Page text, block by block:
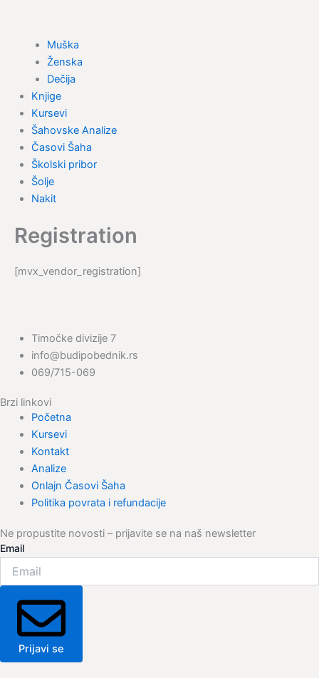
Muška
Ženska
Dečija
Knjige
Kursevi
Šahovske Analize
Časovi Šaha
Školski pribor
Šolje
Nakit
Registration
[mvx_vendor_registration]
Timočke divizije 7
info@budipobednik.rs
069/715-069
Brzi linkovi
Početna
Kursevi
Kontakt
Analize
Onlajn Časovi Šaha
Politika povrata i refundacije
Ne propustite novosti – prijavite se na naš newsletter
Email
Prijavi se